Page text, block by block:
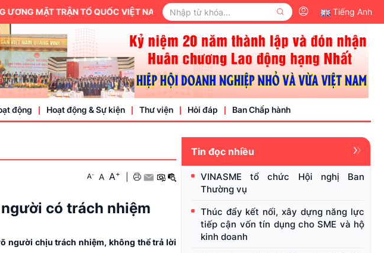
MẶT TRẬN TỔ QUỐC VIỆT NAM. Tiếng Anh
động Hoạt động & Sự kiện
Trung ương hội
Thành viên
Doanh nhân, doanh nghiệp
Thư viện
Video
Văn bản pháp luật
Hỏi đáp Ban Chấp hành
A- A A+
có trách nhiệm
người chịu trách nhiệm, không thể trả lời
Tin đọc nhiều
VINASME tổ chức Hội nghị Ban
Thường vụ
Thúc đẩy kết nối, xây dựng năng lực
tiếp cận vốn tín dụng cho SME và hộ
kinh doanh